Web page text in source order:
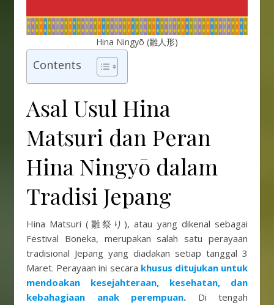
Hina Ningyō (雛人形)
Contents
Asal Usul Hina
Matsuri dan Peran
Hina Ningyō dalam
Tradisi Jepang
Hina Matsuri (雛祭り), atau yang dikenal sebagai
Festival Boneka, merupakan salah satu perayaan
tradisional Jepang yang diadakan setiap tanggal 3
Maret. Perayaan ini secara khusus ditujukan untuk
mendoakan kesejahteraan, kesehatan, dan
kebahagiaan anak perempuan. Di tengah